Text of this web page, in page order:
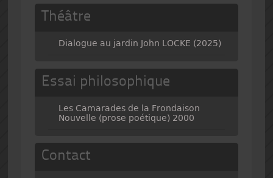
Théâtre
Dialogue au jardin John LOCKE (2025)
Essai philosophique
Les Camarades de la Frondaison
Nouvelle (prose poétique) 2000
Contact